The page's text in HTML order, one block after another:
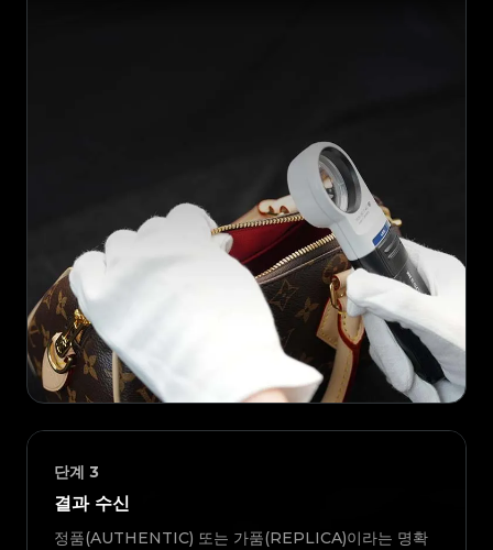
단계 3
결과 수신
정품(AUTHENTIC) 또는 가품(REPLICA)이라는 명확